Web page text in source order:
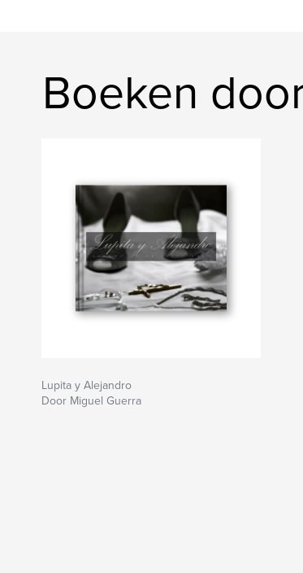
Boeken
Lupita y Alejandro
Door Miguel Guerra